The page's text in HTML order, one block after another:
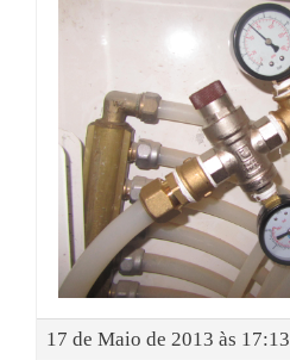
17 de Maio de 2013 às 17:13